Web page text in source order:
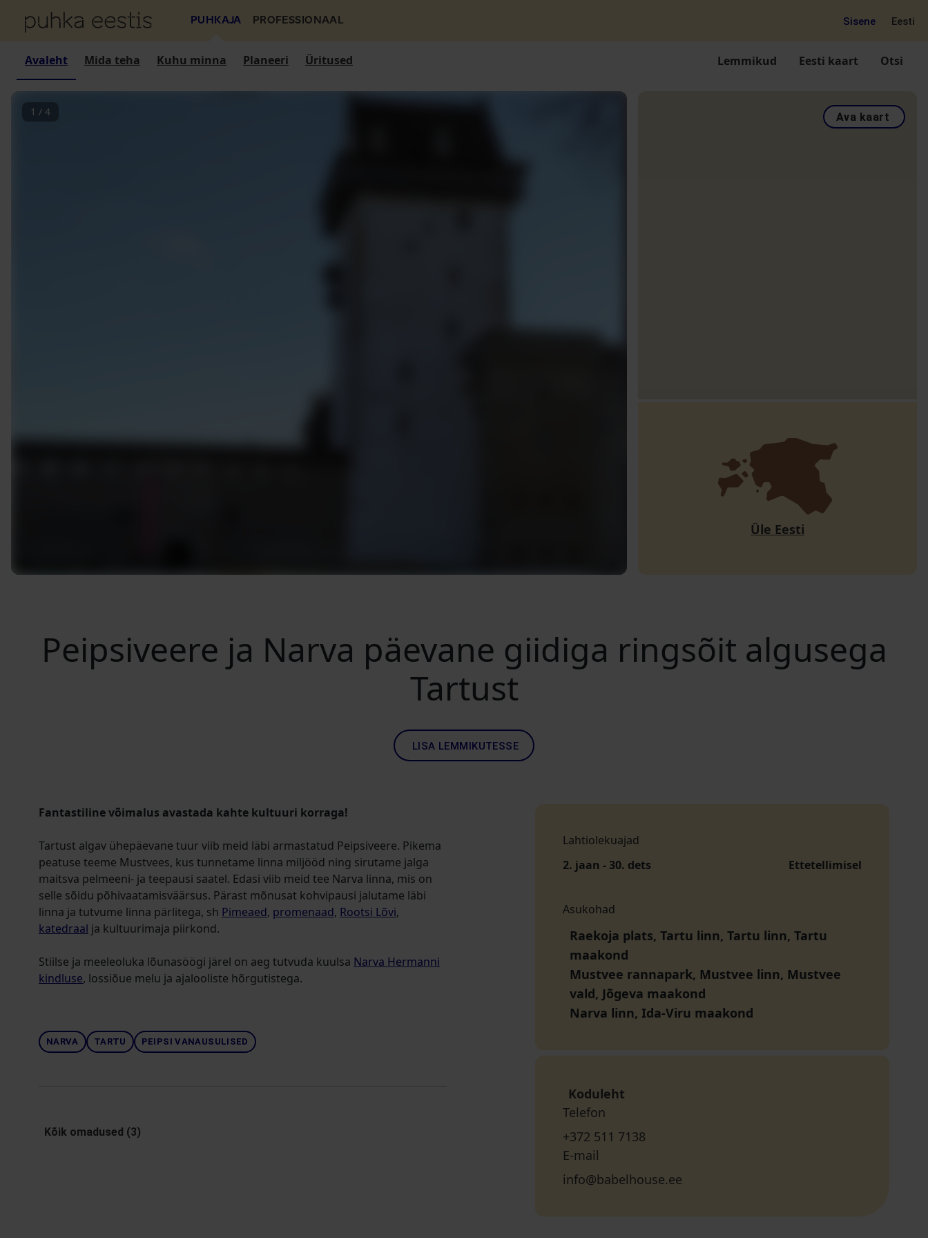
PUHKAJA PROFESSIONAAL Sisene Eesti
Avaleht Mida teha Kuhu minna Planeeri Üritused Lemmikud Eesti kaart Otsi
1 / 4 Ava kaart
Üle Eesti
Peipsiveere ja Narva päevane giidiga ringsõit algusega
Tartust
LISA LEMMIKUTESSE
Fantastiline võimalus avastada kahte kultuuri korraga!
Tartust algav ühepäevane tuur viib meid läbi armastatud Peipsiveere. Pikema
peatuse teeme Mustvees, kus tunnetame linna miljööd ning sirutame jalga
maitsva pelmeeni- ja teepausi saatel. Edasi viib meid tee Narva linna, mis on
selle sõidu põhivaatamisväärsus. Pärast mõnusat kohvipausi jalutame läbi
linna ja tutvume linna pärlitega, sh Pimeaed, promenaad, Rootsi Lõvi,
katedraal ja kultuurimaja piirkond.
Stiilse ja meeleoluka lõunasöögi järel on aeg tutvuda kuulsa Narva Hermanni
kindluse, lossiõue melu ja ajalooliste hõrgutistega.
NARVA TARTU PEIPSI VANAUSULISED
Kõik omadused (3)
Lahtiolekuajad
2. jaan - 30. dets
Ettetellimisel
Asukohad
Raekoja plats, Tartu linn, Tartu linn, Tartu
maakond
Mustvee rannapark, Mustvee linn, Mustvee
vald, Jõgeva maakond
Narva linn, Ida-Viru maakond
Koduleht
Telefon
+372 511 7138
E-mail
info@babelhouse.ee